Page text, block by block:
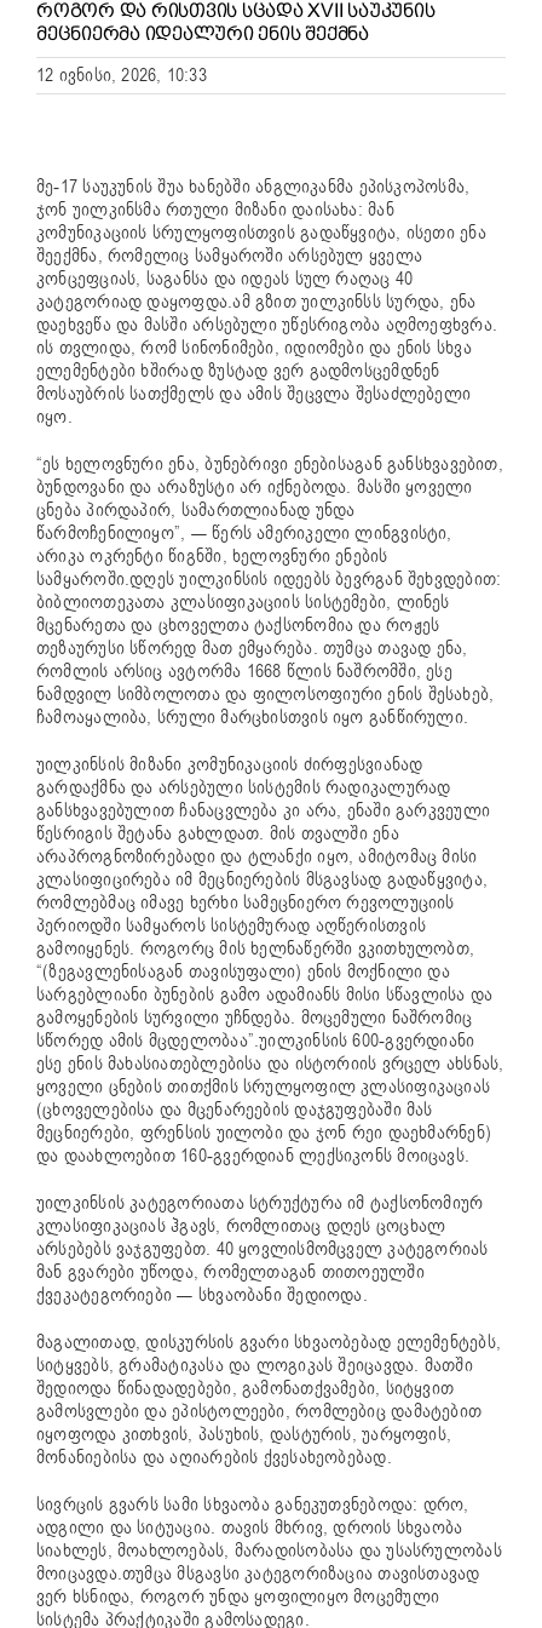
ᲠᲝᲒᲝᲠ ᲓᲐ ᲠᲘᲡᲗᲕᲘᲡ ᲡᲪᲐᲓᲐ XVII ᲡᲐᲣᲙᲣᲜᲘᲡ
ᲛᲔᲪᲜᲘᲔᲠᲛᲐ ᲘᲓᲔᲐᲚᲣᲠᲘ ᲔᲜᲘᲡ ᲨᲔᲥᲛᲜᲐ
12 ივნისი, 2026, 10:33
მე-17 საუკუნის შუა ხანებში ანგლიკანმა ეპისკოპოსმა,
ჯონ უილკინსმა რთული მიზანი დაისახა: მან
კომუნიკაციის სრულყოფისთვის გადაწყვიტა, ისეთი ენა
შეექმნა, რომელიც სამყაროში არსებულ ყველა
კონცეფციას, საგანსა და იდეას სულ რაღაც 40
კატეგორიად დაყოფდა.ამ გზით უილკინსს სურდა, ენა
დაეხვეწა და მასში არსებული უწესრიგობა აღმოეფხვრა.
ის თვლიდა, რომ სინონიმები, იდიომები და ენის სხვა
ელემენტები ხშირად ზუსტად ვერ გადმოსცემდნენ
მოსაუბრის სათქმელს და ამის შეცვლა შესაძლებელი
იყო.
“ეს ხელოვნური ენა, ბუნებრივი ენებისაგან განსხვავებით,
ბუნდოვანი და არაზუსტი არ იქნებოდა. მასში ყოველი
ცნება პირდაპირ, სამართლიანად უნდა
წარმოჩენილიყო”, — წერს ამერიკელი ლინგვისტი,
არიკა ოკრენტი წიგნში, ხელოვნური ენების
სამყაროში.დღეს უილკინსის იდეებს ბევრგან შეხვდებით:
ბიბლიოთეკათა კლასიფიკაციის სისტემები, ლინეს
მცენარეთა და ცხოველთა ტაქსონომია და როჟეს
თეზაურუსი სწორედ მათ ემყარება. თუმცა თავად ენა,
რომლის არსიც ავტორმა 1668 წლის ნაშრომში, ესე
ნამდვილ სიმბოლოთა და ფილოსოფიური ენის შესახებ,
ჩამოაყალიბა, სრული მარცხისთვის იყო განწირული.
უილკინსის მიზანი კომუნიკაციის ძირფესვიანად
გარდაქმნა და არსებული სისტემის რადიკალურად
განსხვავებულით ჩანაცვლება კი არა, ენაში გარკვეული
წესრიგის შეტანა გახლდათ. მის თვალში ენა
არაპროგნოზირებადი და ტლანქი იყო, ამიტომაც მისი
კლასიფიცირება იმ მეცნიერების მსგავსად გადაწყვიტა,
რომლებმაც იმავე ხერხი სამეცნიერო რევოლუციის
პერიოდში სამყაროს სისტემურად აღწერისთვის
გამოიყენეს. როგორც მის ხელნაწერში ვკითხულობთ,
“(ზეგავლენისაგან თავისუფალი) ენის მოქნილი და
სარგებლიანი ბუნების გამო ადამიანს მისი სწავლისა და
გამოყენების სურვილი უჩნდება. მოცემული ნაშრომიც
სწორედ ამის მცდელობაა”.უილკინსის 600-გვერდიანი
ესე ენის მახასიათებლებისა და ისტორიის ვრცელ ახსნას,
ყოველი ცნების თითქმის სრულყოფილ კლასიფიკაციას
(ცხოველებისა და მცენარეების დაჯგუფებაში მას
მეცნიერები, ფრენსის უილობი და ჯონ რეი დაეხმარნენ)
და დაახლოებით 160-გვერდიან ლექსიკონს მოიცავს.
უილკინსის კატეგორიათა სტრუქტურა იმ ტაქსონომიურ
კლასიფიკაციას ჰგავს, რომლითაც დღეს ცოცხალ
არსებებს ვაჯგუფებთ. 40 ყოვლისმომცველ კატეგორიას
მან გვარები უწოდა, რომელთაგან თითოეულში
ქვეკატეგორიები — სხვაობანი შედიოდა.
მაგალითად, დისკურსის გვარი სხვაობებად ელემენტებს,
სიტყვებს, გრამატიკასა და ლოგიკას შეიცავდა. მათში
შედიოდა წინადადებები, გამონათქვამები, სიტყვით
გამოსვლები და ეპისტოლეები, რომლებიც დამატებით
იყოფოდა კითხვის, პასუხის, დასტურის, უარყოფის,
მონანიებისა და აღიარების ქვესახეობებად.
სივრცის გვარს სამი სხვაობა განეკუთვნებოდა: დრო,
ადგილი და სიტუაცია. თავის მხრივ, დროის სხვაობა
სიახლეს, მოახლოებას, მარადისობასა და უსასრულობას
მოიცავდა.თუმცა მსგავსი კატეგორიზაცია თავისთავად
ვერ ხსნიდა, როგორ უნდა ყოფილიყო მოცემული
სისტემა პრაქტიკაში გამოსადეგი.